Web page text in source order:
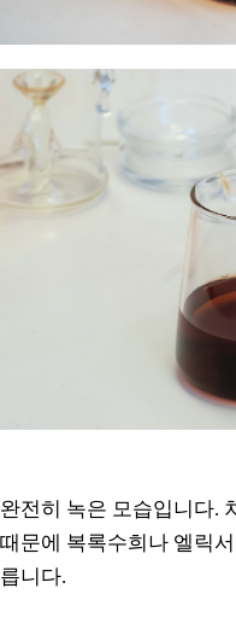
완전히 녹은 모습입니다.
때문에 복록수희나 엘릭
릅니다.